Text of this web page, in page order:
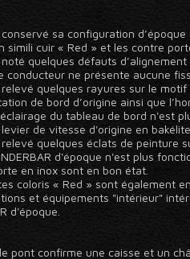
conservé sa configuration
simili cuir « Red » et les contre
quelques défauts d’alignement
conducteur ne présente aucune
quelques rayures sur le motif
de bord d’origine ainsi que
du tableau de bord n'est
de vitesse d'origine en
quelques éclats de peinture
d'époque n'est plus
en inox sont en bon état.
coloris « Red » sont également
et équipements "intérieur"
d'époque.
pont confirme une caisse et un